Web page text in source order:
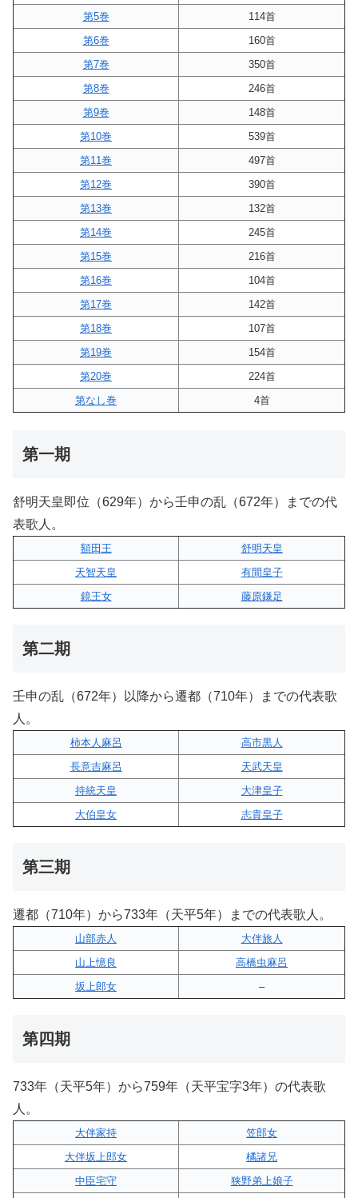
第5巻
114首
第6巻
160首
第7巻
350首
第8巻
246首
第9巻
148首
第10巻
539首
第11巻
497首
第12巻
390首
第13巻
132首
第14巻
245首
第15巻
216首
第16巻
104首
第17巻
142首
第18巻
107首
第19巻
154首
第20巻
224首
第なし巻
4首
第一期
舒明天皇即位（629年）から壬申の乱（672年）までの代
表歌人。
額田王
舒明天皇
天智天皇
有間皇子
鏡王女
藤原鎌足
第二期
壬申の乱（672年）以降から遷都（710年）までの代表歌
人。
柿本人麻呂
高市黒人
長意吉麻呂
天武天皇
持統天皇
大津皇子
大伯皇女
志貴皇子
第三期
遷都（710年）から733年（天平5年）までの代表歌人。
山部赤人
大伴旅人
山上憶良
高橋虫麻呂
坂上郎女
–
第四期
733年（天平5年）から759年（天平宝字3年）の代表歌
人。
大伴家持
笠郎女
大伴坂上郎女
橘諸兄
中臣宅守
狭野弟上娘子